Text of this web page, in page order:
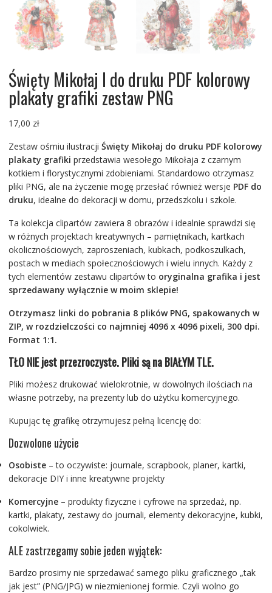
Święty Mikołaj I do druku PDF kolorowy
plakaty grafiki zestaw PNG
17,00 zł
Zestaw ośmiu ilustracji Święty Mikołaj do druku PDF kolorowy
plakaty grafiki przedstawia wesołego Mikołaja z czarnym
kotkiem i florystycznymi zdobieniami. Standardowo otrzymasz
pliki PNG, ale na życzenie mogę przesłać również wersje PDF do
druku, idealne do dekoracji w domu, przedszkolu i szkole.
Ta kolekcja clipartów zawiera 8 obrazów i idealnie sprawdzi się
w różnych projektach kreatywnych – pamiętnikach, kartkach
okolicznościowych, zaproszeniach, kubkach, podkoszulkach,
postach w mediach społecznościowych i wielu innych. Każdy z
tych elementów zestawu clipartów to oryginalna grafika i jest
sprzedawany wyłącznie w moim sklepie!
Otrzymasz linki do pobrania 8 plików PNG, spakowanych w
ZIP, w rozdzielczości co najmniej 4096 x 4096 pixeli, 300 dpi.
Format 1:1.
TŁO NIE jest przezroczyste. Pliki są na BIAŁYM TLE.
Pliki możesz drukować wielokrotnie, w dowolnych ilościach na
własne potrzeby, na prezenty lub do użytku komercyjnego.
Kupując tę grafikę otrzymujesz pełną licencję do:
Dozwolone użycie
Osobiste– to oczywiste: journale, scrapbook, planer, kartki,
dekoracje DIY i inne kreatywne projekty
Komercyjne– produkty fizyczne i cyfrowe na sprzedaż, np.
kartki, plakaty, zestawy do journali, elementy dekoracyjne, kubki,
cokolwiek.
ALE zastrzegamy sobie jeden wyjątek:
Bardzo prosimy nie sprzedawać samego pliku graficznego „tak
jak jest” (PNG/JPG) w niezmienionej formie. Czyli wolno go